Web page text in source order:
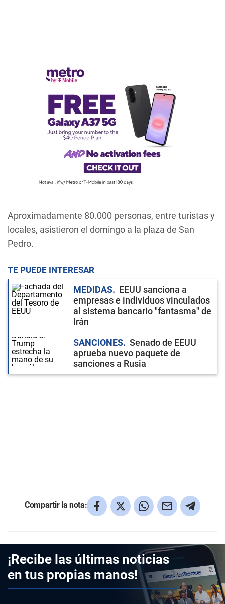
Aproximadamente 80.000 personas, entre turistas y
locales, asistieron el domingo a la plaza de San
Pedro.
TE PUEDE INTERESAR
MEDIDAS
EEUU sanciona a
empresas e individuos vinculados
al sistema bancario "fantasma" de
Irán
SANCIONES
Senado de EEUU
aprueba nuevo paquete de
sanciones a Rusia
Compartir la nota:
¡Recibe las últimas noticias
en tus propias manos!